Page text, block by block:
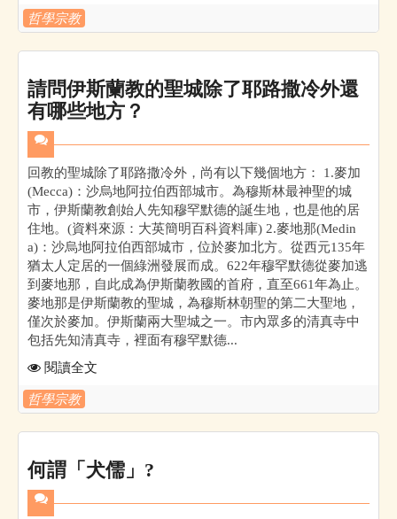
哲學宗教
請問伊斯蘭教的聖城除了耶路撒冷外還
有哪些地方？
回教的聖城除了耶路撒冷外，尚有以下幾個地方： 1.麥加
(Mecca)：沙烏地阿拉伯西部城市。為穆斯林最神聖的城
市，伊斯蘭教創始人先知穆罕默德的誕生地，也是他的居
住地。(資料來源：大英簡明百科資料庫) 2.麥地那(Medin
a)：沙烏地阿拉伯西部城市，位於麥加北方。從西元135年
猶太人定居的一個綠洲發展而成。622年穆罕默德從麥加逃
到麥地那，自此成為伊斯蘭教國的首府，直至661年為止。
麥地那是伊斯蘭教的聖城，為穆斯林朝聖的第二大聖地，
僅次於麥加。伊斯蘭兩大聖城之一。市內眾多的清真寺中
包括先知清真寺，裡面有穆罕默德...
閱讀全文
哲學宗教
何謂「犬儒」?